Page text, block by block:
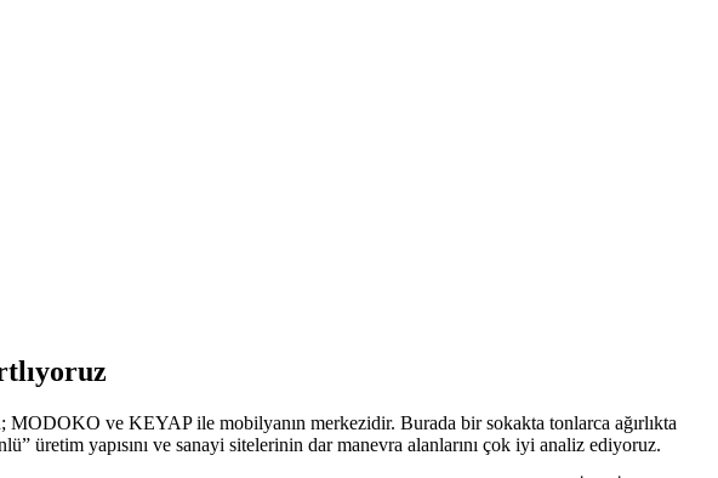
ve KEYAP ile mobilyanın merkezidir. Burada bir sokakta tonlarca ağırlıkta
üretim yapısını ve sanayi sitelerinin dar manevra alanlarını çok iyi analiz ediyoruz.